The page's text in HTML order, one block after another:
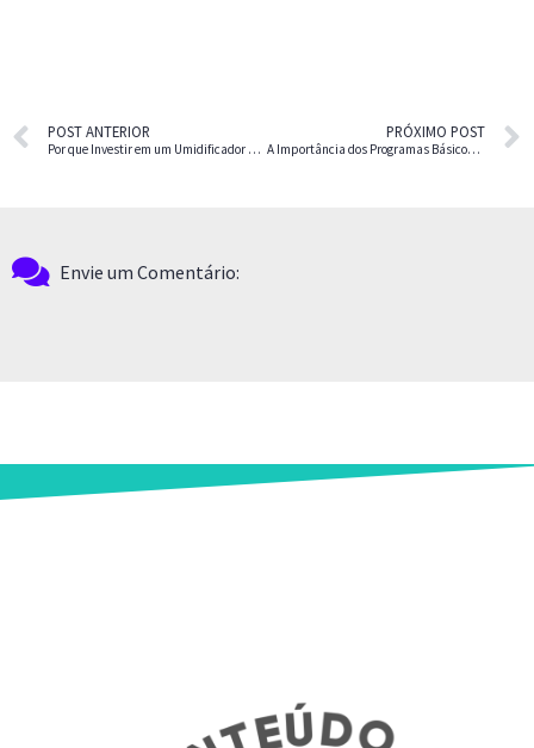
POST ANTERIOR
Por que Investir em um Umidificador de Ar? Descubra os Benefícios e Onde Adquirir o Seu
PRÓXIMO POST
A Importância dos Programas Básicos de Informática no Mercado de Trabalho e na Vida Pessoal: Word, Excel, Power Point
Envie um Comentário: